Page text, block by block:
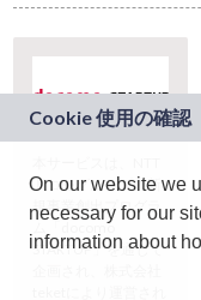
ドコモグループの新
規事業創出プログラ
ム「docomo
STARTUP」を通じて
On our website we
necessary for our
information about